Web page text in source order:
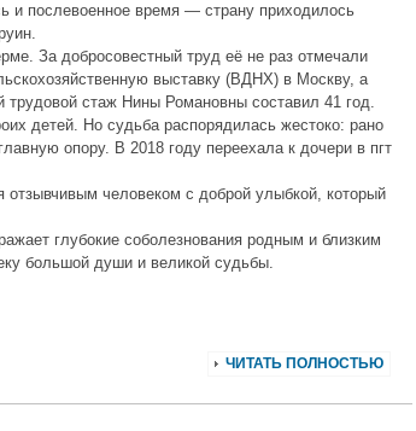
и послевоенное время — страну приходилось
За добросовестный труд её не раз отмечали
выставку (ВДНХ) в Москву, а
стаж Нины Романовны составил 41 год.
детей. Но судьба распорядилась жестоко: рано
опору. В 2018 году переехала к дочери в пгт
отзывчивым человеком с доброй улыбкой, который
глубокие соболезнования родным и близким
большой души и великой судьбы.
ЧИТАТЬ ПОЛНОСТЬЮ